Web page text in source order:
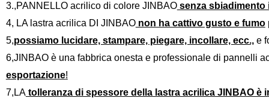
3.,PANNELLO acrilico di colore JINBAOsenza sbiadimento
4, LA lastra acrilica DI JINBAOnon ha cattivo gusto e fumo
5,possiamo lucidare, stampare, piegare, incollare, ecc.,e
6,JINBAO è una fabbrica onesta e professionale di pannelli
esportazione!
7,LAtolleranza di spessore della lastra acrilica JINBAO è